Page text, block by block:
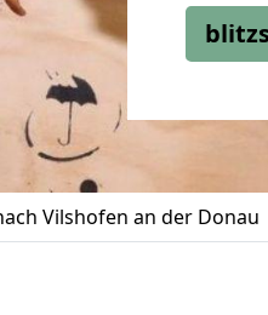
Vilshofen an der Donau